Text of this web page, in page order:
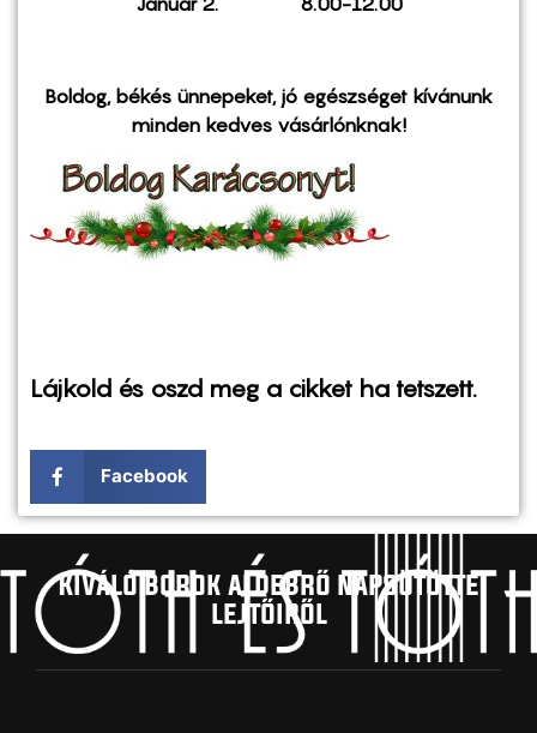
Boldog, békés ünnepeket, jó egészséget kívánunk
minden kedves vásárlónknak!
Lájkold és oszd meg a cikket ha tetszett.
Facebook
Kíváló borok aldebrő napsütötte
lejtőiről